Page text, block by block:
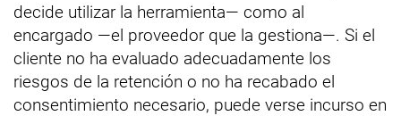
decide utilizar la herramienta— como al
encargado —el proveedor que la gestiona—. Si el
cliente no ha evaluado adecuadamente los
riesgos de la retención o no ha recabado el
consentimiento necesario, puede verse incurso en